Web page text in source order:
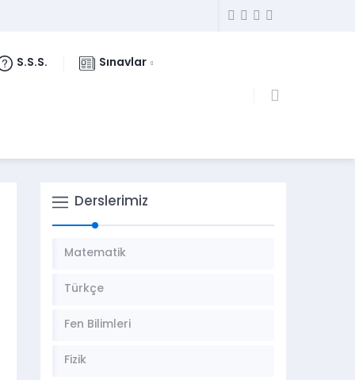
S.S.S. Sınavlar
Derslerimiz
Matematik
Türkçe
Fen Bilimleri
Fizik